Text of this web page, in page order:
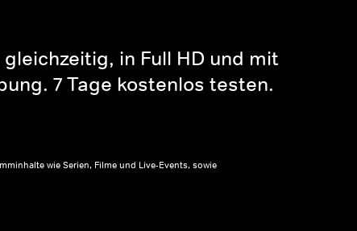
in Full HD und mit
7 Tage kostenlos testen.
wie Serien, Filme und Live-Events, sowie